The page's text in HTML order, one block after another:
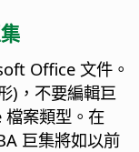
Office 文件。
)，不要編輯巨
案類型。在
巨集將如以前